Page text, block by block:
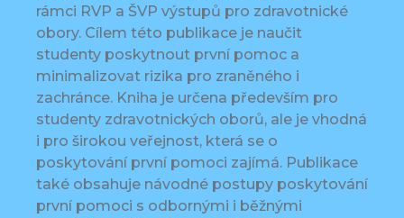
rámci RVP a ŠVP výstupů pro zdravotnické
obory. Cílem této publikace je naučit
studenty poskytnout první pomoc a
minimalizovat rizika pro zraněného i
zachránce. Kniha je určena především pro
studenty zdravotnických oborů, ale je vhodná
i pro širokou veřejnost, která se o
poskytování první pomoci zajímá. Publikace
také obsahuje návodné postupy poskytování
první pomoci s odbornými i běžnými